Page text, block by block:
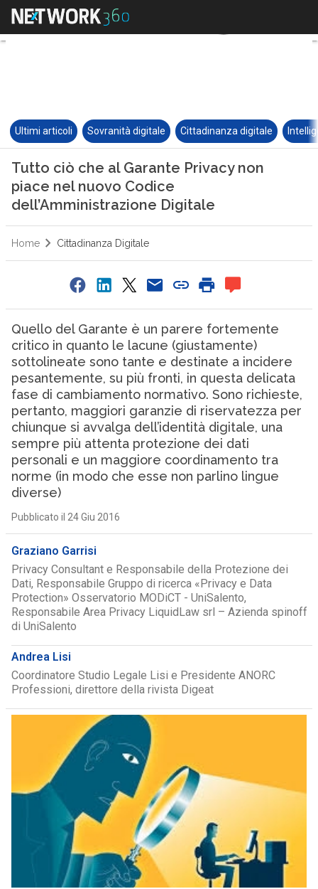
Ultimi articoli Sovranità digitale Cittadinanza digitale
Tutto ciò che al Garante Privacy non
piace nel nuovo Codice
dell’Amministrazione Digitale
Home Cittadinanza Digitale
Quello del Garante è un parere fortemente
critico in quanto le lacune (giustamente)
sottolineate sono tante e destinate a incidere
pesantemente, su più fronti, in questa delicata
fase di cambiamento normativo. Sono richieste,
pertanto, maggiori garanzie di riservatezza per
chiunque si avvalga dell’identità digitale, una
sempre più attenta protezione dei dati
personali e un maggiore coordinamento tra
norme (in modo che esse non parlino lingue
diverse)
Pubblicato il 24 Giu 2016
Graziano Garrisi
Privacy Consultant e Responsabile della Protezione dei
Dati, Responsabile Gruppo di ricerca «Privacy e Data
Protection» Osservatorio MODiCT - UniSalento,
Responsabile Area Privacy LiquidLaw srl – Azienda spinoff
di UniSalento
Andrea Lisi
Coordinatore Studio Legale Lisi e Presidente ANORC
Professioni, direttore della rivista Digeat